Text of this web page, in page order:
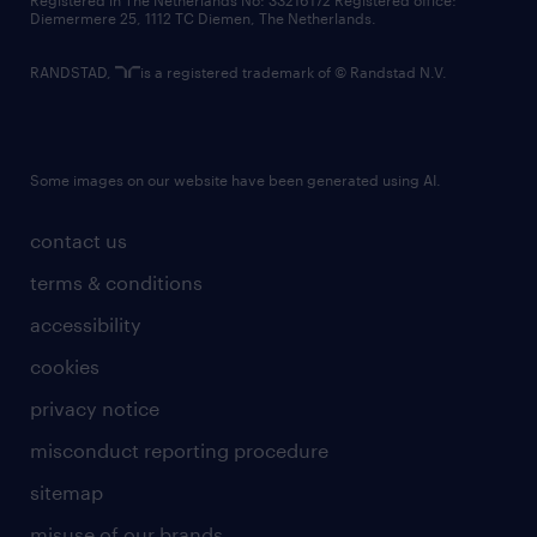
contact us
terms & conditions
accessibility
cookies
privacy notice
misconduct reporting procedure
sitemap
Diemermere 25, 1112 TC Diemen, The Netherlands.
RANDSTAD, is a registered trademark of © Randstad N.V.
Some images on our website have been generated using AI.